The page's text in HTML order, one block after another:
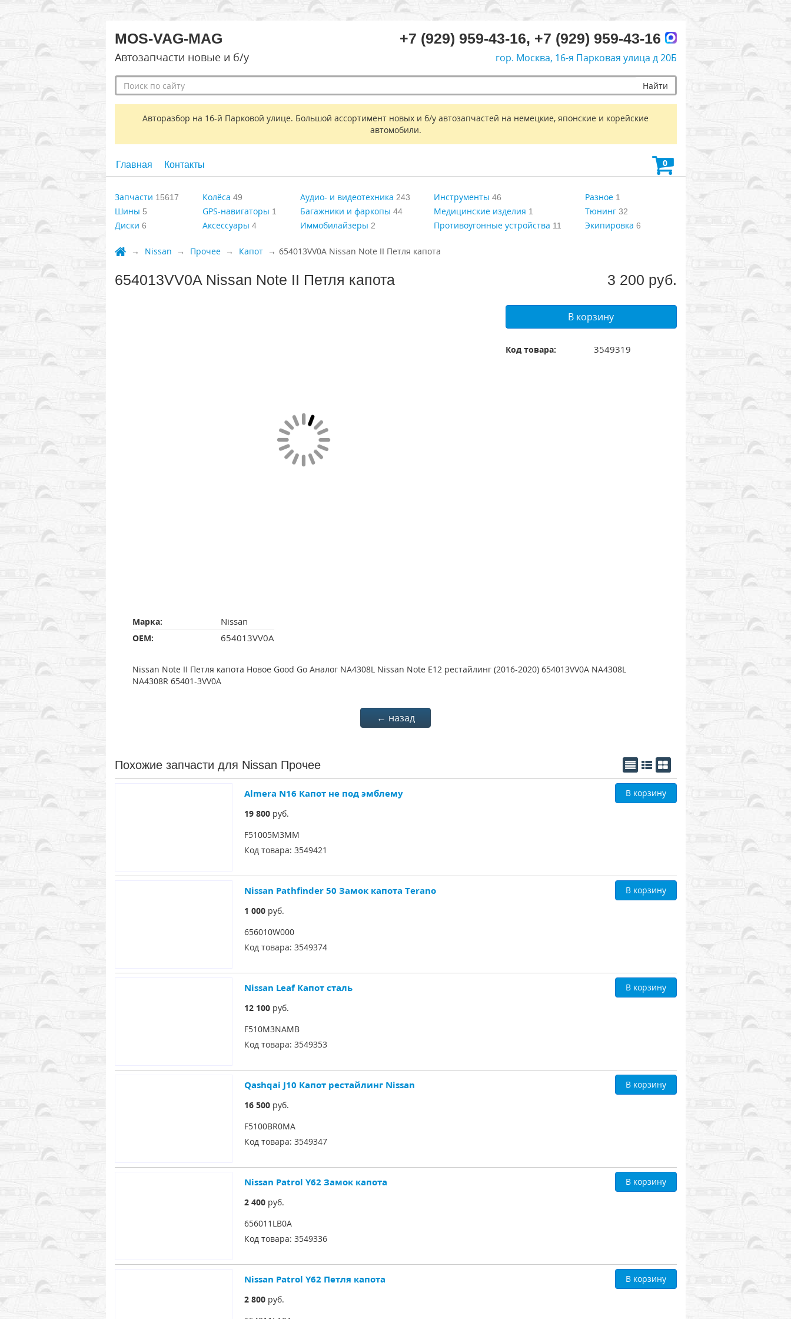
MOS-VAG-MAG
Автозапчасти новые и б/у
+7 (929) 959-43-16, +7 (929) 959-43-16
гор. Москва, 16-я Парковая улица д 20Б
Найти
Авторазбор на 16-й Парковой улице. Большой ассортимент новых и б/у автозапчастей на немецкие, японские и корейские
автомобили.
Главная Контакты 0
Запчасти 15617
Шины 5
Диски 6
Колёса 49
GPS-навигаторы 1
Аксессуары 4
Аудио- и видеотехника 243
Багажники и фаркопы 44
Иммобилайзеры 2
Инструменты 46
Медицинские изделия 1
Противоугонные устройства 11
Разное1
Тюнинг32
Экипировка 6
Nissan Прочее Капот 654013VV0A Nissan Note II Петля капота
654013VV0A Nissan Note II Петля капота 3 200 руб.
В корзину
Код товара: 3549319
Марка: Nissan
OEM: 654013VV0A
Nissan Note II Петля капота Новое Good Go Аналог NA4308L Nissan Note E12 рестайлинг (2016-2020) 654013VV0A NA4308L
NA4308R 65401-3VV0A
← назад
Похожие запчасти для Nissan Прочее
Almera N16 Капот не под эмблему
19 800руб.
F51005M3MM
Код товара: 3549421
В корзину
Nissan Pathfinder 50 Замок капота Terano
1 000руб.
656010W000
Код товара: 3549374
В корзину
Nissan Leaf Капот сталь
12 100руб.
F510M3NAMB
Код товара: 3549353
В корзину
Qashqai J10 Капот рестайлинг Nissan
16 500руб.
F5100BR0MA
Код товара: 3549347
В корзину
Nissan Patrol Y62 Замок капота
2 400руб.
656011LB0A
Код товара: 3549336
В корзину
Nissan Patrol Y62 Петля капота
2 800руб.
В корзину